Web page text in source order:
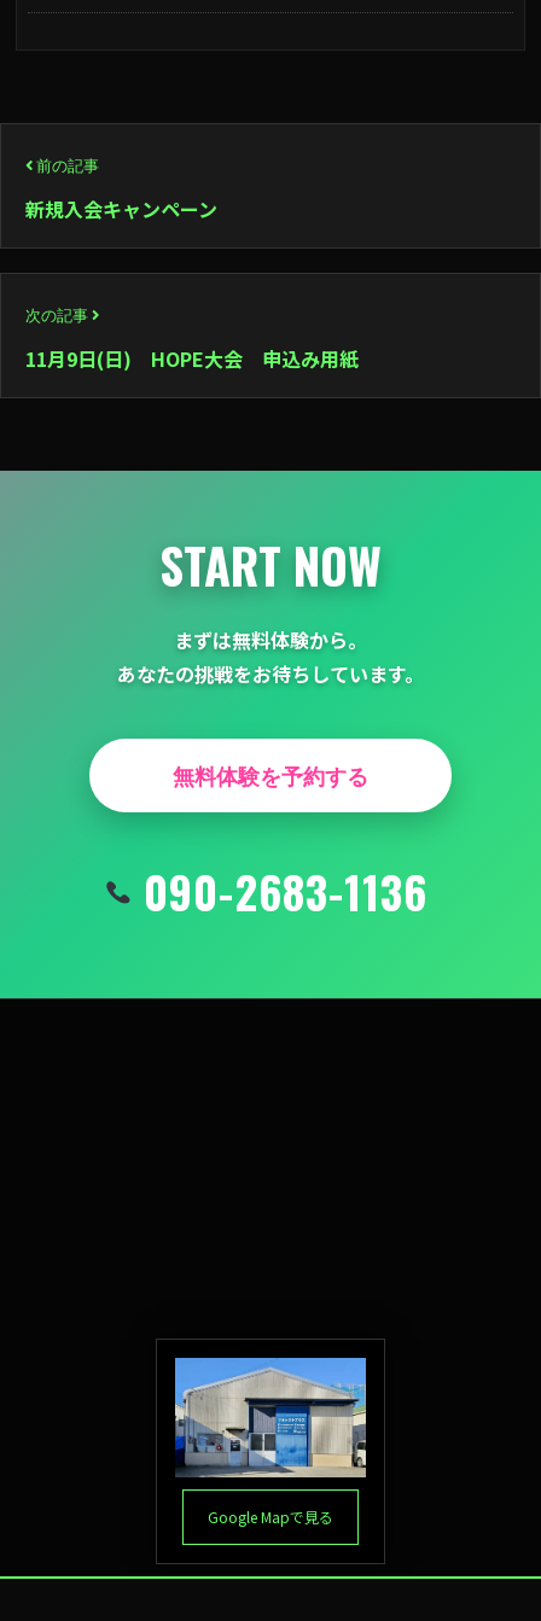
稿
ナ
ビ
ゲ
ー
ョ
前の記事
新規入会キャンペーン
次の記事
11月9日(日) HOPE大会 申込み用紙
START NOW
まずは無料体験から。
あなたの挑戦をお待ちしています。
無料体験を予約する
090-2683-1136
Google Mapで見る